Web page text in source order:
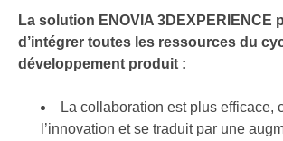
La solution ENOVIA 3DEXPERIENCE
d’intégrer toutes les ressources du
développement produit :
La collaboration est plus efficace,
l’innovation et se traduit par une